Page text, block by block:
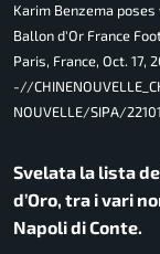
Karim Benzema
Ballon d'Or France
Paris, France, Oct. 17,
-//
NOUVELLE/SIPA/
Svelata la lista
d’Oro, tra i vari
Napoli di Conte.